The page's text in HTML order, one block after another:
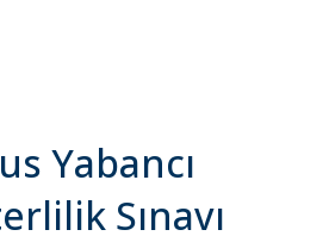
Yabancı
Sınavı